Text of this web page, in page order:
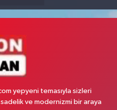
yepyeni temasıyla sizleri
ve modernizmi bir araya